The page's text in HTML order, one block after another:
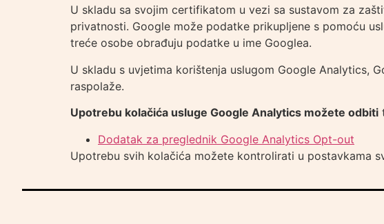
U skladu sa svojim certifikatom u vezi sa sustavom za
privatnosti. Google može podatke prikupljene s pomoću
treće osobe obrađuju podatke u ime Googlea.
U skladu s uvjetima korištenja uslugom Google Analytics,
raspolaže.
Upotrebu kolačića usluge Google Analytics možete odbiti
Dodatak za preglednik Google Analytics Opt-out
Upotrebu svih kolačića možete kontrolirati u postavkama